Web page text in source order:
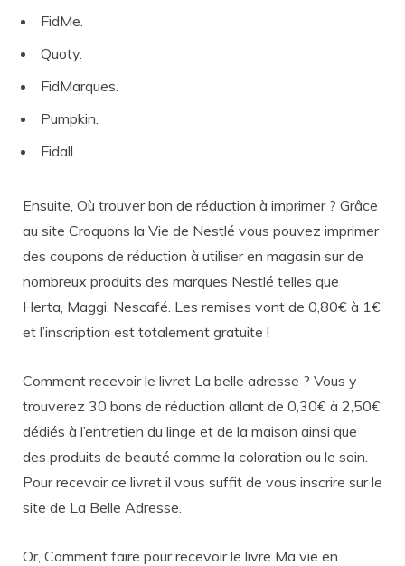
FidMe.
Quoty.
FidMarques.
Pumpkin.
Fidall.
Ensuite, Où trouver bon de réduction à imprimer ? Grâce
au site Croquons la Vie de Nestlé vous pouvez imprimer
des coupons de réduction à utiliser en magasin sur de
nombreux produits des marques Nestlé telles que
Herta, Maggi, Nescafé. Les remises vont de 0,80€ à 1€
et l’inscription est totalement gratuite !
Comment recevoir le livret La belle adresse ? Vous y
trouverez 30 bons de réduction allant de 0,30€ à 2,50€
dédiés à l’entretien du linge et de la maison ainsi que
des produits de beauté comme la coloration ou le soin.
Pour recevoir ce livret il vous suffit de vous inscrire sur le
site de La Belle Adresse.
Or, Comment faire pour recevoir le livre Ma vie en